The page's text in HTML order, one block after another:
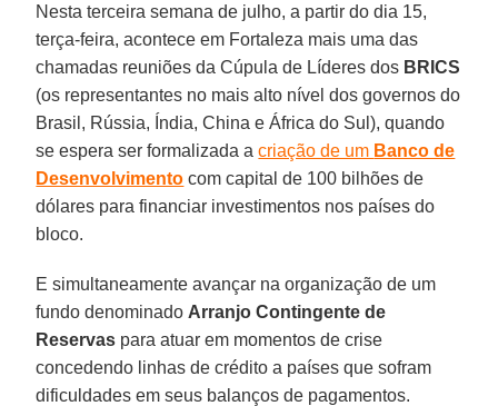
Nesta terceira semana de julho, a partir do dia 15,
terça-feira, acontece em Fortaleza mais uma das
chamadas reuniões da Cúpula de Líderes dos BRICS
(os representantes no mais alto nível dos governos do
Brasil, Rússia, Índia, China e África do Sul), quando
se espera ser formalizada acriação de um Banco de
Desenvolvimento com capital de 100 bilhões de
dólares para financiar investimentos nos países do
bloco.
E simultaneamente avançar na organização de um
fundo denominado Arranjo Contingente de
Reservas para atuar em momentos de crise
concedendo linhas de crédito a países que sofram
dificuldades em seus balanços de pagamentos.